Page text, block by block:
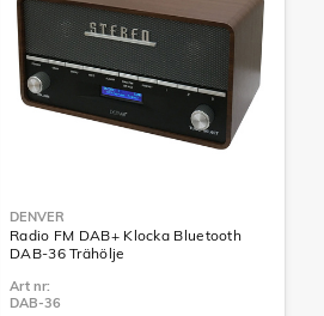
DENVER
Radio FM DAB+ Klocka Bluetooth
DAB-36 Trähölje
Art nr:
DAB-36